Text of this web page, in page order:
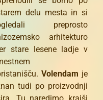
delu mesta in si
preprosto
arhitekturo
stare lesene ladje v
Volendam je
tudi po proizvodnji